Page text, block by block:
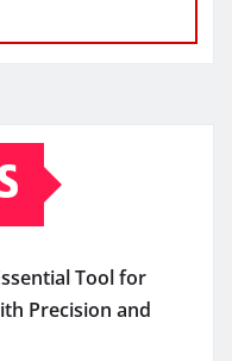
Tool for
Precision and